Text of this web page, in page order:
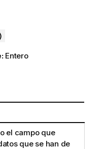
Entero
el campo que
que se han de